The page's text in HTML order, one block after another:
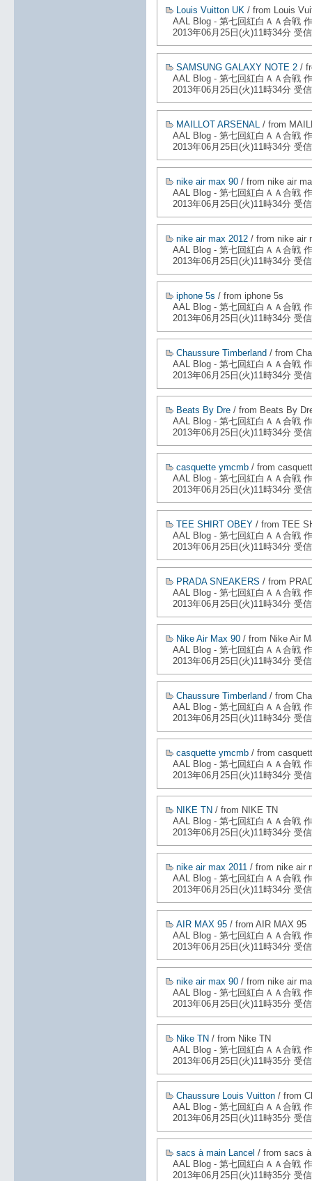
Louis Vuitton UK / from Louis
AAL Blog - 第七回紅白ＡＡ合戦
2013年06月25日(火)11時34分 受信
SAMSUNG GALAXY NOTE 2 /
AAL Blog - 第七回紅白ＡＡ合戦
2013年06月25日(火)11時34分 受信
MAILLOT ARSENAL / from
AAL Blog - 第七回紅白ＡＡ合戦
2013年06月25日(火)11時34分 受信
nike air max 90 / from nike air
AAL Blog - 第七回紅白ＡＡ合戦
2013年06月25日(火)11時34分 受信
nike air max 2012 / from nike air
AAL Blog - 第七回紅白ＡＡ合戦
2013年06月25日(火)11時34分 受信
iphone 5s / from iphone 5s
AAL Blog - 第七回紅白ＡＡ合戦
2013年06月25日(火)11時34分 受信
Chaussure Timberland / from
AAL Blog - 第七回紅白ＡＡ合戦
2013年06月25日(火)11時34分 受信
Beats By Dre / from Beats By
AAL Blog - 第七回紅白ＡＡ合戦
2013年06月25日(火)11時34分 受信
casquette ymcmb / from
AAL Blog - 第七回紅白ＡＡ合戦
2013年06月25日(火)11時34分 受信
TEE SHIRT OBEY / from TEE
AAL Blog - 第七回紅白ＡＡ合戦
2013年06月25日(火)11時34分 受信
PRADA SNEAKERS / from
AAL Blog - 第七回紅白ＡＡ合戦
2013年06月25日(火)11時34分 受信
Nike Air Max 90 / from Nike Air
AAL Blog - 第七回紅白ＡＡ合戦
2013年06月25日(火)11時34分 受信
Chaussure Timberland / from
AAL Blog - 第七回紅白ＡＡ合戦
2013年06月25日(火)11時34分 受信
casquette ymcmb / from
AAL Blog - 第七回紅白ＡＡ合戦
2013年06月25日(火)11時34分 受信
NIKE TN / from NIKE TN
AAL Blog - 第七回紅白ＡＡ合戦
2013年06月25日(火)11時34分 受信
nike air max 2011 / from nike air
AAL Blog - 第七回紅白ＡＡ合戦
2013年06月25日(火)11時34分 受信
AIR MAX 95 / from AIR MAX 95
AAL Blog - 第七回紅白ＡＡ合戦
2013年06月25日(火)11時34分 受信
nike air max 90 / from nike air
AAL Blog - 第七回紅白ＡＡ合戦
2013年06月25日(火)11時35分 受信
Nike TN / from Nike TN
AAL Blog - 第七回紅白ＡＡ合戦
2013年06月25日(火)11時35分 受信
Chaussure Louis Vuitton / from
AAL Blog - 第七回紅白ＡＡ合戦
2013年06月25日(火)11時35分 受信
sacs à main Lancel / from sacs
AAL Blog - 第七回紅白ＡＡ合戦
2013年06月25日(火)11時35分 受信